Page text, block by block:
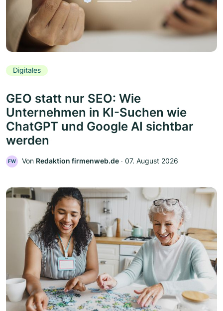
Digitales
GEO statt nur SEO: Wie
Unternehmen in KI-Suchen wie
ChatGPT und Google AI sichtbar
werden
FW Von Redaktion firmenweb.de ‧ 07. August 2026